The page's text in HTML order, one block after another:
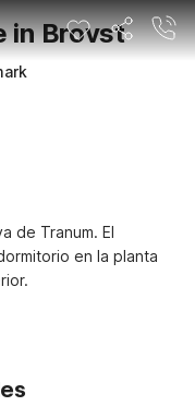
in Brovst
de Tranum. El
en la planta